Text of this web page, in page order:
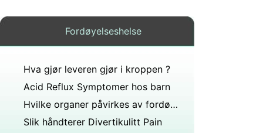
Fordøyelseshelse
Hva gjør leveren gjør i kroppen ?
Acid Reflux Symptomer hos barn
Hvilke organer påvirkes av fordøyelsesbesvær?
Slik håndterer Divertikulitt Pain